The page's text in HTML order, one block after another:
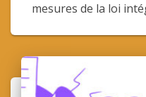
mesures de la loi